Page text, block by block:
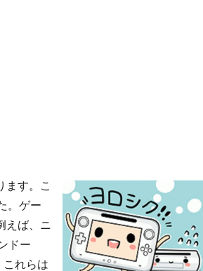
ます。こ
。ゲー
えば、ニ
ドー
これらは